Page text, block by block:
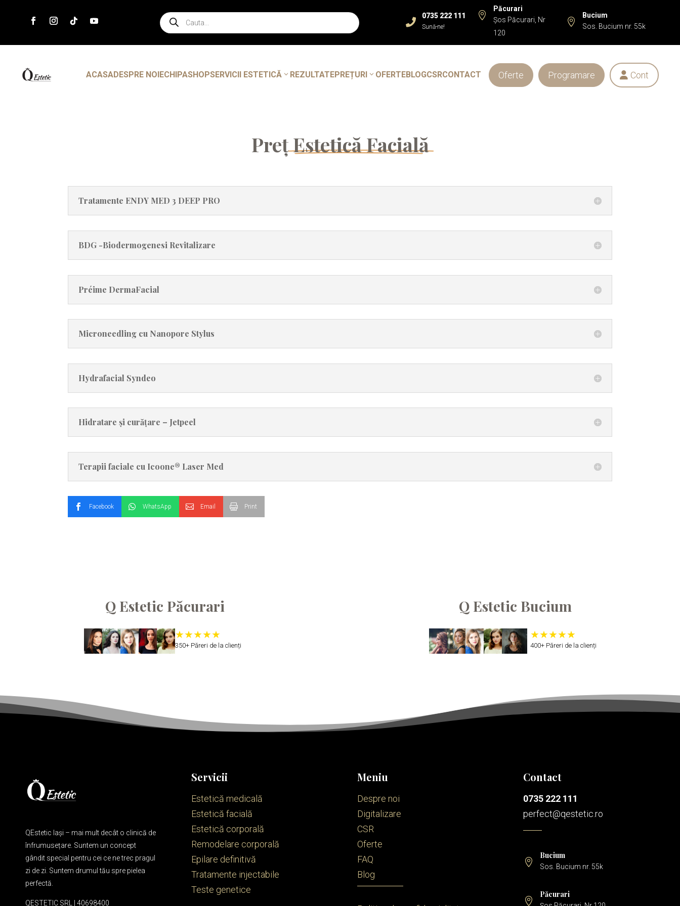
Products
search

0735 222 111
Sună-ne!

Păcurari
Șos Păcurari, Nr
120

Bucium
Sos. Bucium nr. 55k
ACASADESPRE NOI ECHIPASHOPSERVICII ESTETICĂ REZULTATEPREȚURI OFERTEBLOGCSRCONTACT Oferte Programare  Cont
PrețEstetică Facială
Tratamente ENDY MED 3 DEEP PRO
BDG -Biodermogenesi Revitalizare
Préime DermaFacial
Microneedling cu Nanopore Stylus
Hydrafacial Syndeo
Hidratare și curățare – Jetpeel
Terapii faciale cu Icoone® Laser Med
Facebook WhatsApp Email Print
Q Estetic Păcurari
350+ Păreri de la clienți
Q Estetic Bucium
400+ Păreri de la clienți
QEstetic Iași – mai mult decât o clinică de
înfrumusețare. Suntem un concept
gândit special pentru cei ce ne trec pragul
zi de zi. Suntem drumul tău spre pielea
perfectă.
QESTETIC SRL | 40698400
Servicii
Estetică medicală
Estetică facială
Estetică corporală
Remodelare corporală
Epilare definitivă
Tratamente injectabile
Teste genetice
Meniu
Despre noi
Digitalizare
CSR
Oferte
FAQ
Blog
Contact
0735 222 111
perfect@qestetic.ro

Bucium
Sos. Bucium nr. 55k

Păcurari